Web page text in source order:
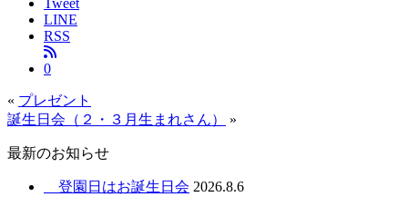
Tweet
LINE
RSS
0
« プレゼント
誕生日会（２・３月生まれさん）
»
最新のお知らせ
登園日はお誕生日会 2026.8.6